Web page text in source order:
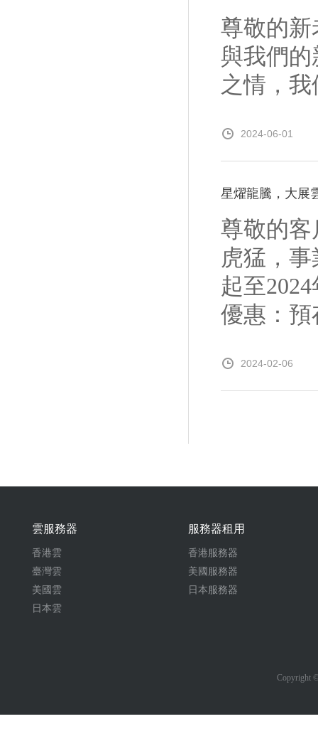
尊敬的
與我們
之情，
2024-06-01
星燿龍騰，大展
尊敬的
虎猛，
起至
優惠：預
2024-02-06
雲服務器
香港雲
臺灣雲
美國雲
日本雲
服務器租用
香港服務器
美國服務器
日本服務器
Copyright